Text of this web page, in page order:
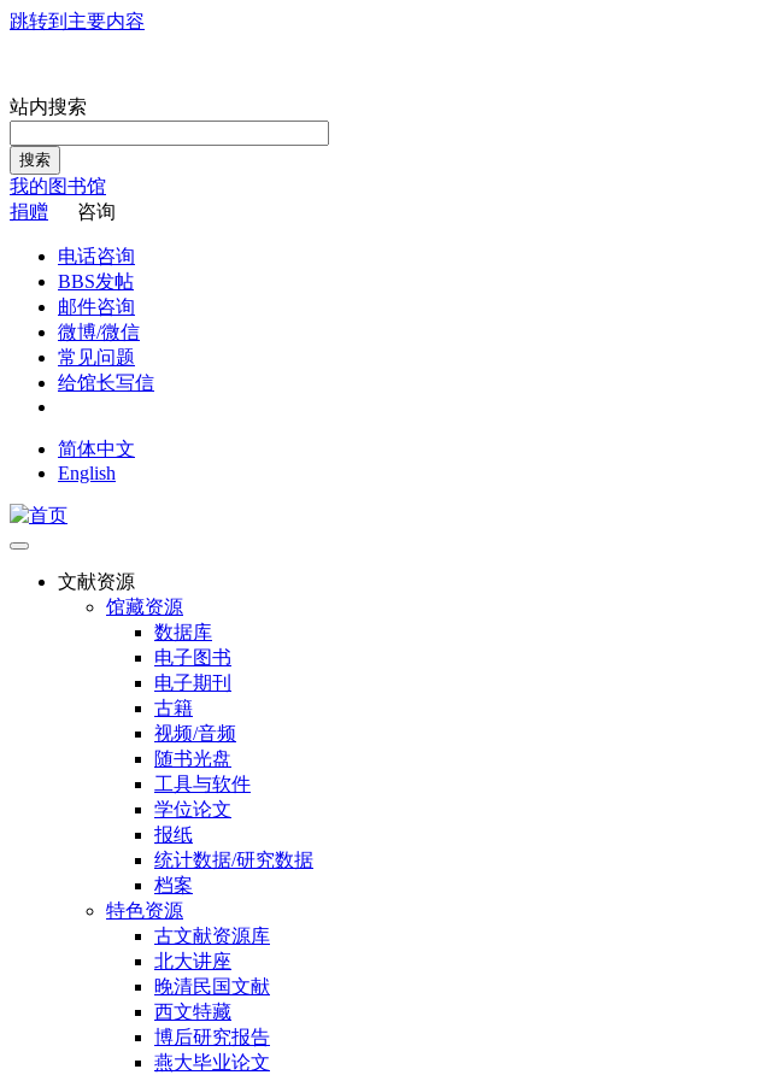
跳转到主要内容
站内搜索
搜索
我的图书馆
捐赠
咨询
电话咨询
BBS发帖
邮件咨询
微博/微信
常见问题
给馆长写信
简体中文
English
文献资源
馆藏资源
数据库
电子图书
电子期刊
古籍
视频/音频
随书光盘
工具与软件
学位论文
报纸
统计数据/研究数据
档案
特色资源
古文献资源库
北大讲座
晚清民国文献
西文特藏
博后研究报告
燕大毕业论文